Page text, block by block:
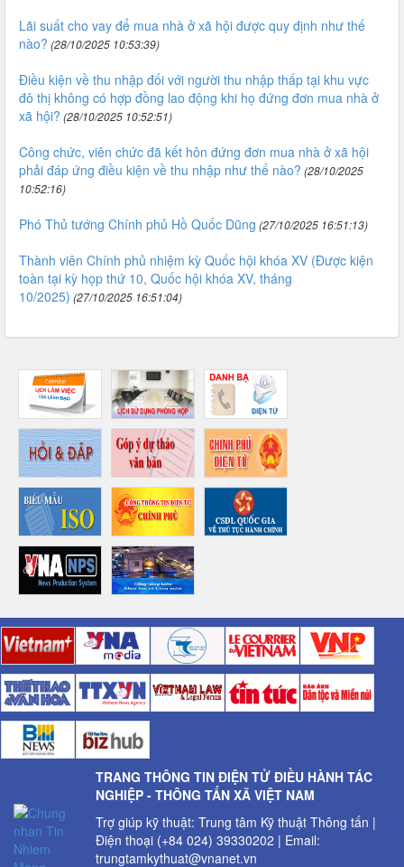
Lãi suất cho vay để mua nhà ở xã hội được quy định như thế
nào? (28/10/2025 10:53:39)
Điều kiện về thu nhập đối với người thu nhập thấp tại khu vực
đô thị không có hợp đồng lao động khi họ đứng đơn mua nhà ở
xã hội? (28/10/2025 10:52:51)
Công chức, viên chức đã kết hôn đứng đơn mua nhà ở xã hội
phải đáp ứng điều kiện về thu nhập như thế nào? (28/10/2025
10:52:16)
Phó Thủ tướng Chính phủ Hồ Quốc Dũng (27/10/2025 16:51:13)
Thành viên Chính phủ nhiệm kỳ Quốc hội khóa XV (Được kiện
toàn tại kỳ họp thứ 10, Quốc hội khóa XV, tháng
10/2025) (27/10/2025 16:51:04)
TRANG THÔNG TIN ĐIỆN TỬ ĐIỀU HÀNH TÁC
NGHIỆP - THÔNG TẤN XÃ VIỆT NAM
Trợ giúp kỹ thuật: Trung tâm Kỹ thuật Thông tấn |
Điện thoại (+84 024) 39330202 | Email:
trungtamkythuat@vnanet.vn